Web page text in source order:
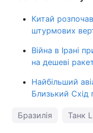
Китай
штурмових
Війна в Ірані
на дешеві
Найбільший
Близький Схід
Бразилія Танк